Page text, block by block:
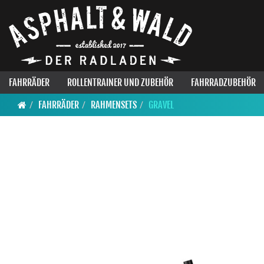
FAHRRÄDER ROLLENTRAINER UND ZUBEHÖR
FAHRRADZUBEHÖR
FAHRRÄDER
RAHMENSETS GRAVEL